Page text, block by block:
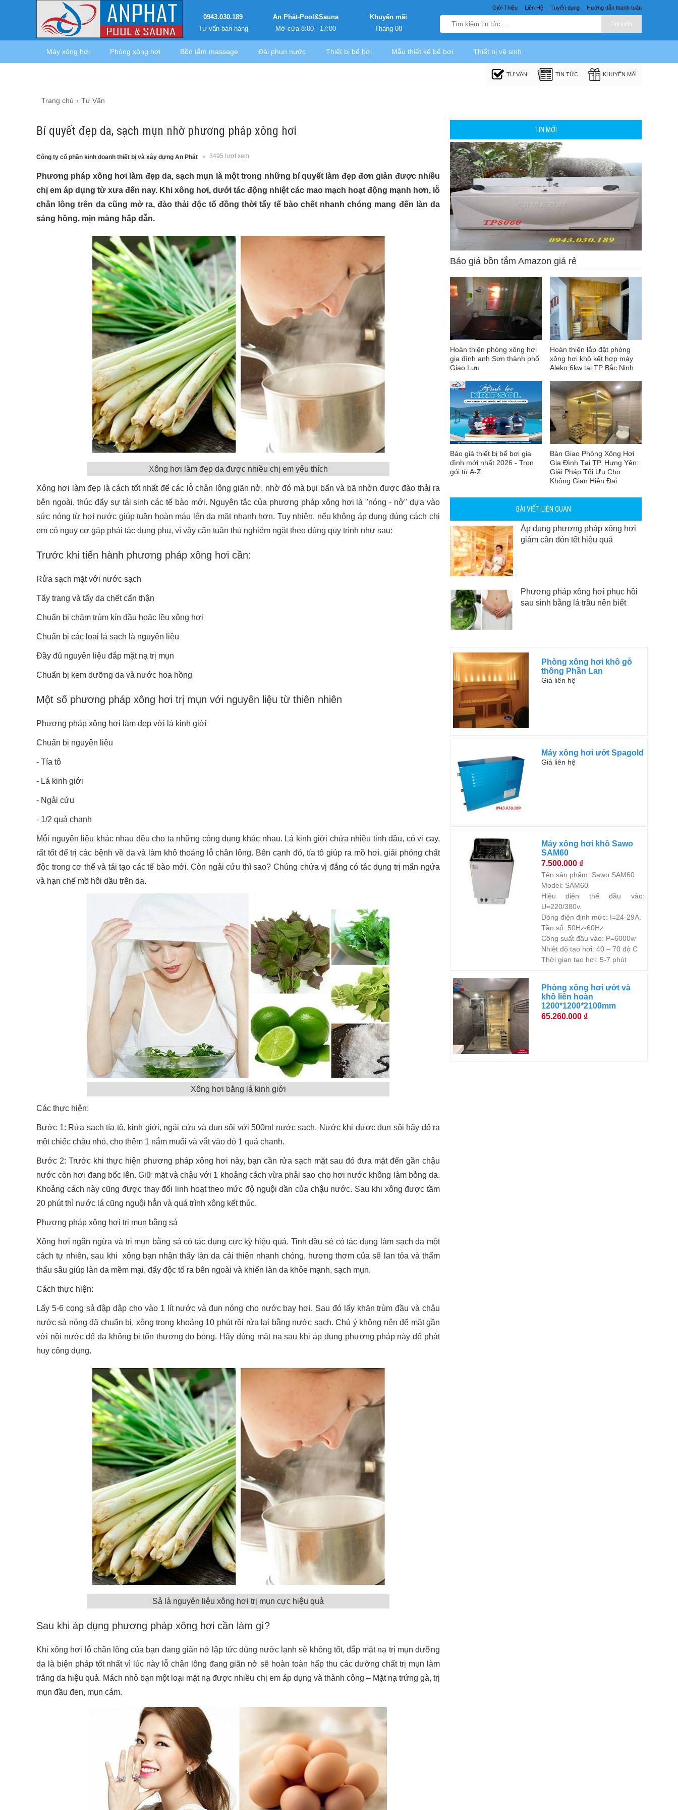
Giới Thiệu Liên Hệ Tuyển dụng Hướng dẫn thanh toán
0943.030.189
Tư vấn bán hàng
An Phát-Pool&Sauna
Mở cửa 8:00 - 17:00
Khuyến mãi
Tháng 08
Tìm kiếm
Máy xông hơi Phòng xông hơi Bồn tắm massage Đài phun nước Thiết bị bể bơi Mẫu thiết kế bể bơi Thiết bị vệ sinh
TƯ VẤN TIN TỨC KHUYẾN MÃI
Trang chủ Tư Vấn
Bí quyết đẹp da, sạch mụn nhờ phương pháp xông hơi
Công ty cổ phần kinh doanh thiết bị và xây dựng An Phát 3495 lượt xem
Phương pháp xông hơi làm đẹp da, sạch mụn là một trong những bí quyết làm đẹp đơn giản được nhiều
chị em áp dụng từ xưa đến nay. Khi xông hơi, dưới tác động nhiệt các mao mạch hoạt động mạnh hơn, lỗ
chân lông trên da cũng mở ra, đào thải độc tố đồng thời tẩy tế bào chết nhanh chóng mang đến làn da
sáng hồng, mịn màng hấp dẫn.
Xông hơi làm đẹp da được nhiều chị em yêu thích
Xông hơi làm đẹp là cách tốt nhất để các lỗ chân lông giãn nở, nhờ đó mà bụi bẩn và bã nhờn được đào thải ra
bên ngoài, thúc đẩy sự tái sinh các tế bào mới. Nguyên tắc của phương pháp xông hơi là "nóng - nở" dựa vào
sức nóng từ hơi nước giúp tuần hoàn máu lên da mặt nhanh hơn. Tuy nhiên, nếu không áp dụng đúng cách chị
em có nguy cơ gặp phải tác dụng phụ, vì vậy cần tuân thủ nghiêm ngặt theo đúng quy trình như sau:
Trước khi tiến hành phương pháp xông hơi cần:
Rửa sạch mặt với nước sạch
Tẩy trang và tẩy da chết cẩn thận
Chuẩn bị chăm trùm kín đầu hoặc lều xông hơi
Chuẩn bị các loại lá sạch là nguyên liệu
Đầy đủ nguyên liệu đắp mặt nạ trị mụn
Chuẩn bị kem dưỡng da và nước hoa hồng
Một số phương pháp xông hơi trị mụn với nguyên liệu từ thiên nhiên
Phương pháp xông hơi làm đẹp với lá kinh giới
Chuẩn bị nguyên liệu
- Tía tô
- Lá kinh giới
- Ngải cứu
- 1/2 quả chanh
Mỗi nguyên liệu khác nhau đều cho ta những công dụng khác nhau. Lá kinh giới chứa nhiều tinh dầu, có vị cay,
rất tốt để trị các bệnh về da và làm khô thoáng lỗ chân lông. Bên cạnh đó, tía tô giúp ra mồ hơi, giải phóng chất
độc trong cơ thể và tái tạo các tế bào mới. Còn ngải cứu thì sao? Chúng chứa vị đắng có tác dụng trị mẩn ngứa
và hạn chế mồ hôi dầu trên da.
Xông hơi bằng lá kinh giới
Các thực hiện:
Bước 1: Rửa sạch tía tô, kinh giới, ngải cứu và đun sôi với 500ml nước sạch. Nước khi được đun sôi hãy đổ ra
một chiếc chậu nhỏ, cho thêm 1 nắm muối và vắt vào đó 1 quả chanh.
Bước 2: Trước khi thực hiện phương pháp xông hơi này, bạn cần rửa sạch mặt sau đó đưa mặt đến gần chậu
nước còn hơi đang bốc lên. Giữ mặt và chậu với 1 khoảng cách vừa phải sao cho hơi nước không làm bỏng da.
Khoảng cách này cũng được thay đổi linh hoạt theo mức độ nguội dần của chậu nước. Sau khi xông được tầm
20 phút thì nước lá cũng nguội hẳn và quá trình xông kết thúc.
Phương pháp xông hơi trị mụn bằng sả
Xông hơi ngăn ngừa và trị mụn bằng sả có tác dụng cực kỳ hiệu quả. Tinh dầu sẻ có tác dụng làm sạch da một
cách tự nhiên, sau khi xông bạn nhận thấy làn da cải thiện nhanh chóng, hương thơm của sẽ lan tỏa và thẩm
thấu sâu giúp làn da mềm mại, đẩy độc tố ra bên ngoài và khiến làn da khỏe mạnh, sạch mụn.
Cách thực hiện:
Lấy 5-6 cọng sả đập dập cho vào 1 lít nước và đun nóng cho nước bay hơi. Sau đó lấy khăn trùm đầu và chậu
nước sả nóng đã chuẩn bị, xông trong khoảng 10 phút rồi rửa lại bằng nước sạch. Chú ý không nên để mặt gần
với nồi nước để da không bị tổn thương do bỏng. Hãy dùng mặt nạ sau khi áp dụng phương pháp này để phát
huy công dụng.
Sả là nguyên liệu xông hơi trị mụn cực hiệu quả
Sau khi áp dụng phương pháp xông hơi cần làm gì?
Khi xông hơi lỗ chân lông của bạn đang giãn nở lập tức dùng nước lạnh sẽ không tốt, đắp mặt nạ trị mụn dưỡng
da là biện pháp tốt nhất vì lúc này lỗ chân lông đang giãn nở sẽ hoàn toàn hấp thu các dưỡng chất trị mụn làm
trắng da hiệu quả. Mách nhỏ bạn một loại mặt nạ được nhiều chị em áp dụng và thành công – Mặt nạ trứng gà, trị
mụn đầu đen, mụn cám.
TIN MỚI
Báo giá bồn tắm Amazon giá rẻ
Hoàn thiện phòng xông hơi
gia đình anh Sơn thành phố
Giao Lưu
Hoàn thiện lắp đặt phòng
xông hơi khô kết hợp máy
Aleko 6kw tại TP Bắc Ninh
Báo giá thiết bị bể bơi gia
đình mới nhất 2026 - Trọn
gói từ A-Z
Bàn Giao Phòng Xông Hơi
Gia Đình Tại TP. Hưng Yên:
Giải Pháp Tối Ưu Cho
Không Gian Hiện Đại
BÀI VIẾT LIÊN QUAN
Áp dụng phương pháp xông hơi
giảm cân đón tết hiệu quả
Phương pháp xông hơi phục hồi
sau sinh bằng lá trầu nên biết
Phòng xông hơi khô gỗ
thông Phần Lan
Giá liên hệ
Máy xông hơi ướt Spagold
Giá liên hệ
Máy xông hơi khô Sawo
SAM60
7.500.000 ₫
Tên sản phẩm: Sawo SAM60
Model: SAM60
Hiệu điện thế đầu vào:
U=220/380v.
Dòng điện định mức: I=24-29A.
Tần số: 50Hz-60Hz
Công suất đầu vào: P=6000w
Nhiệt độ tạo hơi: 40 – 70 độ C
Thời gian tạo hơi: 5-7 phút
Phòng xông hơi ướt và
khô liên hoàn
1200*1200*2100mm
65.260.000 ₫